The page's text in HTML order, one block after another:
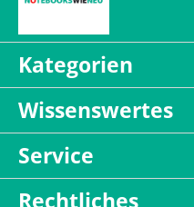
Kategorien
Wissenswertes
Service
Rechtliches